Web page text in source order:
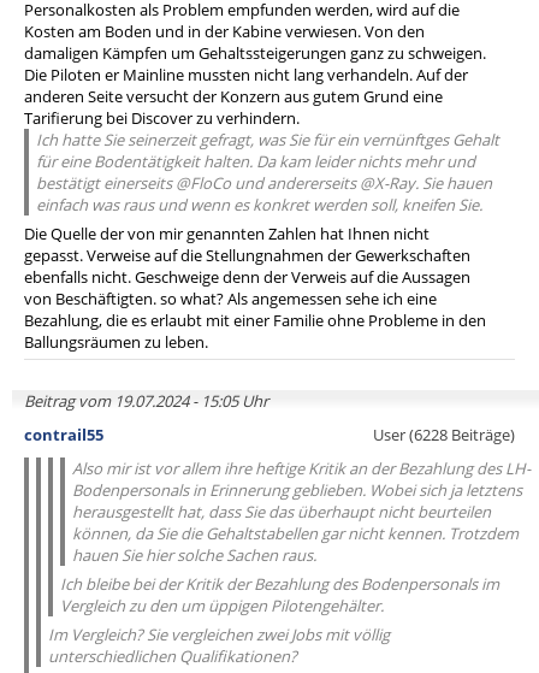
Personalkosten als Problem empfunden werden, wird auf die
Kosten am Boden und in der Kabine verwiesen. Von den
damaligen Kämpfen um Gehaltssteigerungen ganz zu schweigen.
Die Piloten er Mainline mussten nicht lang verhandeln. Auf der
anderen Seite versucht der Konzern aus gutem Grund eine
Tarifierung bei Discover zu verhindern.
Ich hatte Sie seinerzeit gefragt, was Sie für ein vernünftges Gehalt
für eine Bodentätigkeit halten. Da kam leider nichts mehr und
bestätigt einerseits @FloCo und andererseits @X-Ray. Sie hauen
einfach was raus und wenn es konkret werden soll, kneifen Sie.
Die Quelle der von mir genannten Zahlen hat Ihnen nicht
gepasst. Verweise auf die Stellungnahmen der Gewerkschaften
ebenfalls nicht. Geschweige denn der Verweis auf die Aussagen
von Beschäftigten. so what? Als angemessen sehe ich eine
Bezahlung, die es erlaubt mit einer Familie ohne Probleme in den
Ballungsräumen zu leben.
Beitrag vom 19.07.2024 - 15:05 Uhr
contrail55
User (6228 Beiträge)
Also mir ist vor allem ihre heftige Kritik an der Bezahlung des LH-
Bodenpersonals in Erinnerung geblieben. Wobei sich ja letztens
herausgestellt hat, dass Sie das überhaupt nicht beurteilen
können, da Sie die Gehaltstabellen gar nicht kennen. Trotzdem
hauen Sie hier solche Sachen raus.
Ich bleibe bei der Kritik der Bezahlung des Bodenpersonals im
Vergleich zu den um üppigen Pilotengehälter.
Im Vergleich? Sie vergleichen zwei Jobs mit völlig
unterschiedlichen Qualifikationen?